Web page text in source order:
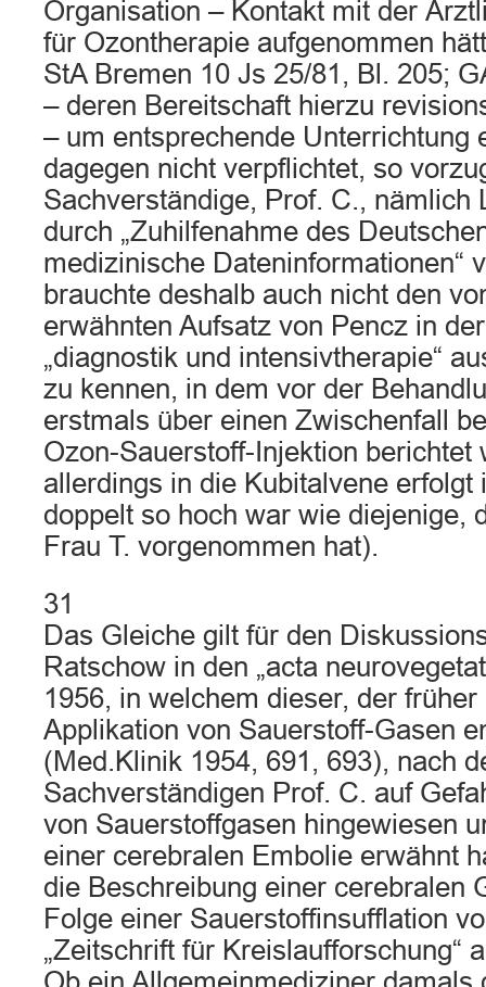
Organisation – Kontakt mit der
für Ozontherapie aufgenommen
StA Bremen 10 Js 25/81, Bl. 205;
– deren Bereitschaft hierzu
– um entsprechende Unterrichtung
dagegen nicht verpflichtet, so
Sachverständige, Prof. C., nämlich
durch „Zuhilfenahme des
medizinische Dateninformationen“
brauchte deshalb auch nicht den
erwähnten Aufsatz von Pencz in
„diagnostik und intensivtherapie“
zu kennen, in dem vor der
erstmals über einen Zwischenfall
Ozon-Sauerstoff-Injektion berichtet
allerdings in die Kubitalvene erfolgt
doppelt so hoch war wie diejenige,
Frau T. vorgenommen hat).
31
Das Gleiche gilt für den
Ratschow in den „acta
1956, in welchem dieser, der früher
Applikation von Sauerstoff-Gasen
(Med.Klinik 1954, 691, 693), nach
Sachverständigen Prof. C. auf
von Sauerstoffgasen hingewiesen
einer cerebralen Embolie erwähnt
die Beschreibung einer cerebralen
Folge einer Sauerstoffinsufflation
„Zeitschrift für Kreislaufforschung“